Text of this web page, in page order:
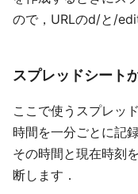
ので，URLのd/と/
スプレッドシート
ここで使うスプレッ
時間を一分ごとに記
その時間と現在時刻
断します．